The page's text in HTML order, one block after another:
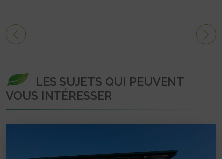
LES SUJETS QUI PEUVENT
VOUS INTÉRESSER